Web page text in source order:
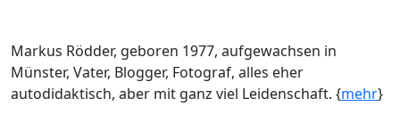
Markus Rödder, geboren 1977, aufgewachsen in
Münster, Vater, Blogger, Fotograf, alles eher
autodidaktisch, aber mit ganz viel Leidenschaft. {mehr}